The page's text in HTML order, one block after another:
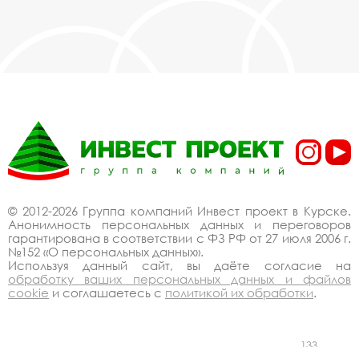
© 2012-2026 Группа компаний Инвест проект в Курске.
Анонимность персональных данных и переговоров
гарантирована в соответствии с ФЗ РФ от 27 июля 2006 г.
№152 «О персональных данных».
Используя данный сайт, вы даёте согласие на
обработку ваших персональных данных и файлов
cookie и соглашаетесь с политикой их обработки.